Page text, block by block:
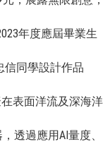
年度應屆畢業生
信同學設計作品
表面洋流及深海洋
透過應用AI量度、